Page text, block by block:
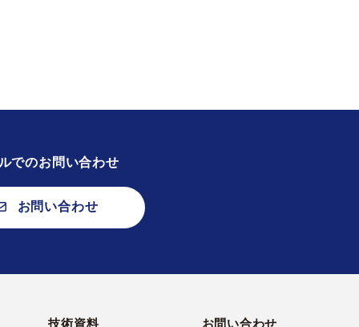
でのお問い合わせ
お問い合わせ
技術資料 お問い合わせ